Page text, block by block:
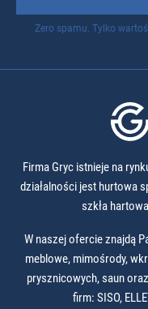
Zero spamu. Tylko
Firma Gryc istnieje na
działalności jest hurtowa
szkła
W naszej ofercie znajdą
meblowe, mimośrody,
prysznicowych, saun
firm: SISO,